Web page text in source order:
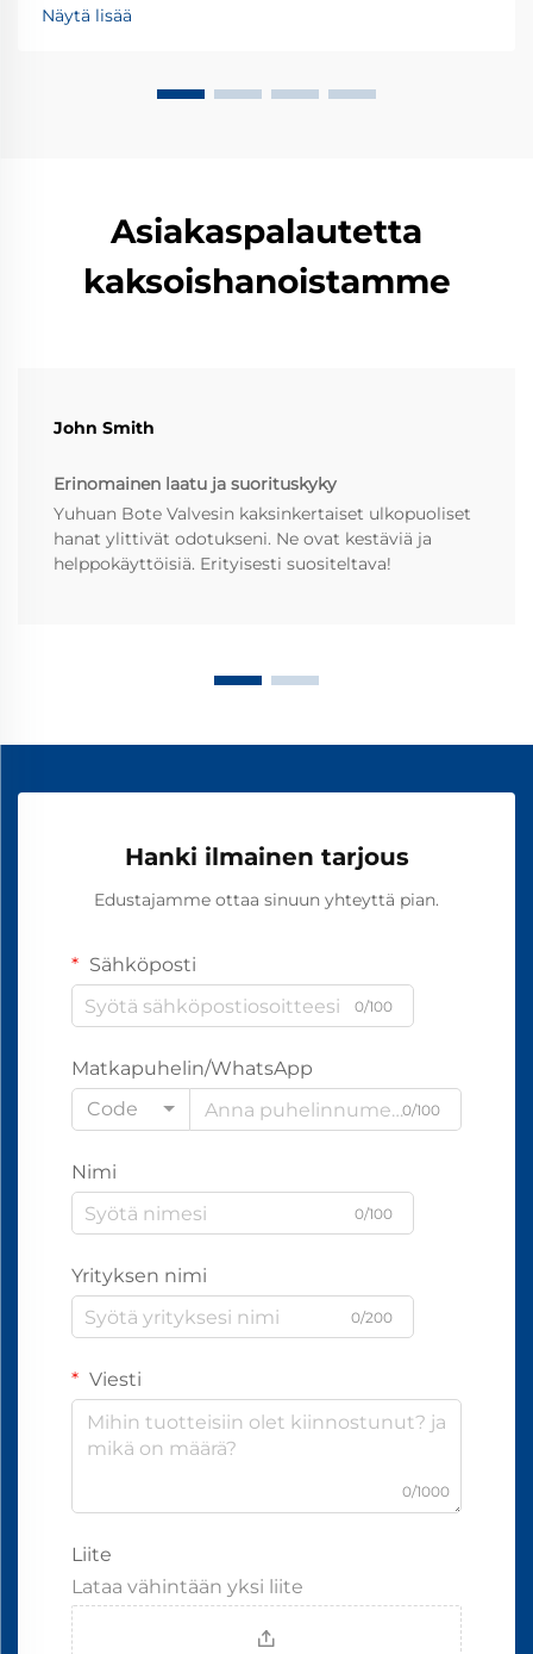
hiekkaa, likakerrostumia ja ruostepaloja, jotka jäävät
Ymmärtämällä nämä uhkat, voidaan ottaa käyttöön
Näytä lisää
Asiakaspalautetta
kaksoishanoistamme
John Smith
Erinomainen laatu ja suorituskyky
Yuhuan Bote Valvesin kaksinkertaiset ulkopuoliset
hanat ylittivät odotukseni. Ne ovat kestäviä ja
helppokäyttöisiä. Erityisesti suositeltava!
Hanki ilmainen tarjous
Edustajamme ottaa sinuun yhteyttä pian.
Sähköposti
0/100
Matkapuhelin/WhatsApp
Code
0/100
Nimi
0/100
Yrityksen nimi
0/200
Viesti
0/1000
Liite
Lataa vähintään yksi liite